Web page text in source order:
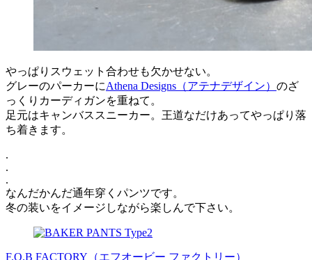
やっぱりスウェット合わせも欠かせない。
グレーのパーカーにAthena Designs（アテナデザイン） のざ
っくりカーディガンを重ねて。
足元はキャンバススニーカー。王道なだけあってやっぱり落
ち着きます。
.
.
.
なんだかんだ通年穿くパンツです。
冬の装いをイメージしながら楽しんで下さい。
F.O.B FACTORY（エフオービー ファクトリー）